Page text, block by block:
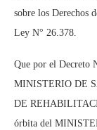
sobre los Derechos
Ley N° 26.378.
Que por el Decreto
MINISTERIO DE
DE
órbita del